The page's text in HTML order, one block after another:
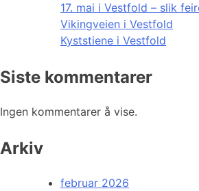
17. mai i Vestfold – slik
Vikingveien i Vestfold
Kyststiene i Vestfold
Siste kommentarer
Ingen kommentarer å vise.
Arkiv
februar 2026